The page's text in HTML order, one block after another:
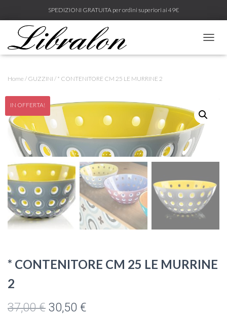
SPEDIZIONI GRATUITA per ordini superiori ai 49€
A
O
G
L
E
Home / GUZZINI / * CONTENITORE CM 25 LE MURRINE 2
IN OFFERTA!
* CONTENITORE CM 25 LE MURRINE
2
37,00€ Il
30,50 €